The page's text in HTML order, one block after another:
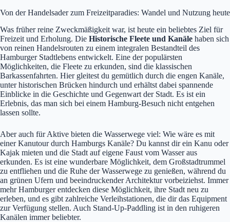
Von der Handelsader zum Freizeitparadies: Wandel und Nutzung heute
Was früher reine Zweckmäßigkeit war, ist heute ein beliebtes Ziel für
Freizeit und Erholung. Die Historische Fleete und Kanäle haben sich
von reinen Handelsrouten zu einem integralen Bestandteil des
Hamburger Stadtlebens entwickelt. Eine der populärsten
Möglichkeiten, die Fleete zu erkunden, sind die klassischen
Barkassenfahrten. Hier gleitest du gemütlich durch die engen Kanäle,
unter historischen Brücken hindurch und erhältst dabei spannende
Einblicke in die Geschichte und Gegenwart der Stadt. Es ist ein
Erlebnis, das man sich bei einem Hamburg-Besuch nicht entgehen
lassen sollte.
Aber auch für Aktive bieten die Wasserwege viel: Wie wäre es mit
einer Kanutour durch Hamburgs Kanäle? Du kannst dir ein Kanu oder
Kajak mieten und die Stadt auf eigene Faust vom Wasser aus
erkunden. Es ist eine wunderbare Möglichkeit, dem Großstadtrummel
zu entfliehen und die Ruhe der Wasserwege zu genießen, während du
an grünen Ufern und beeindruckender Architektur vorbeiziehst. Immer
mehr Hamburger entdecken diese Möglichkeit, ihre Stadt neu zu
erleben, und es gibt zahlreiche Verleihstationen, die dir das Equipment
zur Verfügung stellen. Auch Stand-Up-Paddling ist in den ruhigeren
Kanälen immer beliebter.